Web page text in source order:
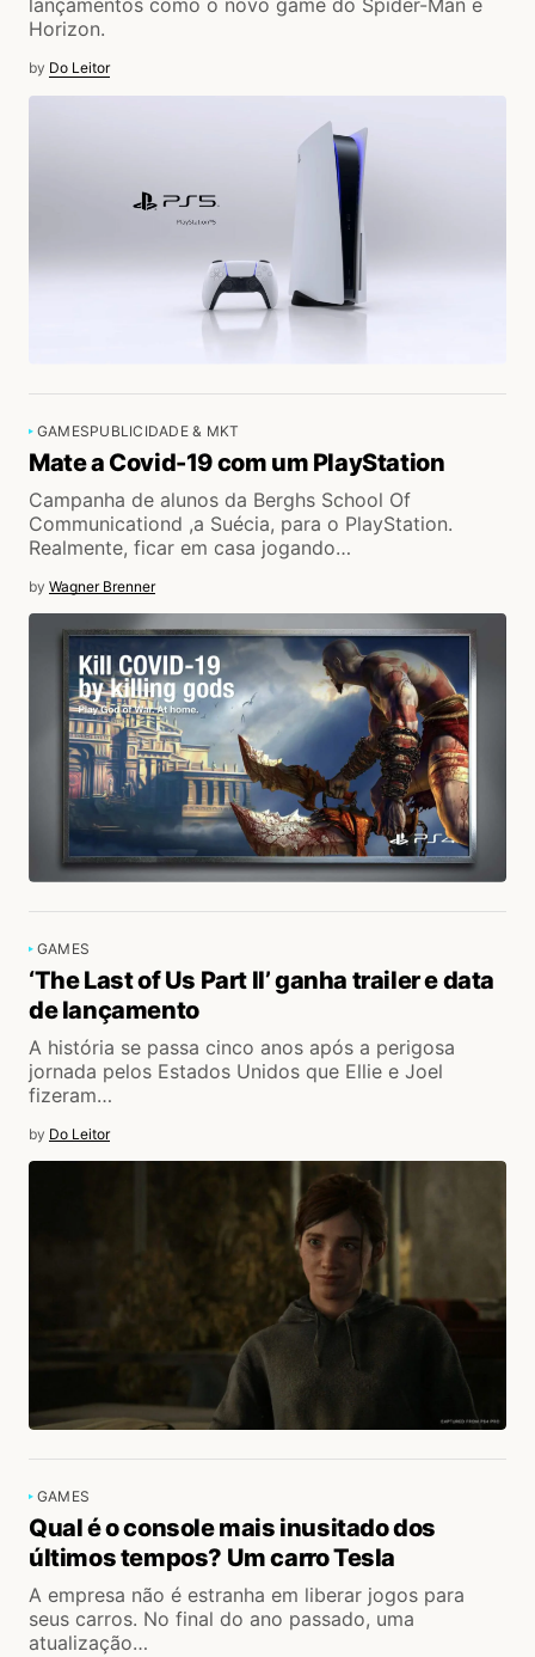
lançamentos como o novo game do Spider-Man e
Horizon.
by Do Leitor
GAMESPUBLICIDADE & MKT
Mate a Covid-19 com um PlayStation
Campanha de alunos da Berghs School Of
Communicationd ,a Suécia, para o PlayStation.
Realmente, ficar em casa jogando…
by Wagner Brenner
GAMES
‘The Last of Us Part II’ ganha trailer e data
de lançamento
A história se passa cinco anos após a perigosa
jornada pelos Estados Unidos que Ellie e Joel
fizeram…
by Do Leitor
GAMES
Qual é o console mais inusitado dos
últimos tempos? Um carro Tesla
A empresa não é estranha em liberar jogos para
seus carros. No final do ano passado, uma
atualização…